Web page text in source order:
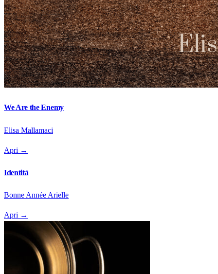
We Are the Enemy
Elisa Mallamaci
Apri →
Identità
Bonne Année Arielle
Apri →